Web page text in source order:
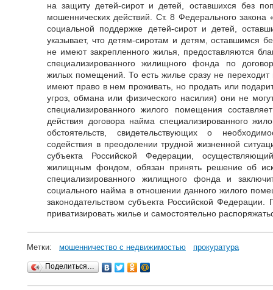
на защиту детей-сирот и детей, оставшихся без
мошеннических действий. Ст. 8 Федерального закона
социальной поддержке детей-сирот и детей,
указывает, что детям-сиротам и детям, оставшимся
не имеют закрепленного жилья, предоставляются
специализированного жилищного фонда по
жилых помещений. То есть жилье сразу не переходит
имеют право в нем проживать, но продать или
угроз, обмана или физического насилия) они не
специализированного жилого помещения
действия договора найма специализированного
обстоятельств, свидетельствующих о
содействия в преодолении трудной жизненной
субъекта Российской Федерации,
жилищным фондом, обязан принять решение об
специализированного жилищного фонда и
социального найма в отношении данного жилого
законодательством субъекта Российской Федерации.
приватизировать жилье и самостоятельно
Метки: мошенничество с недвижимостью прокуратура
Поделиться…